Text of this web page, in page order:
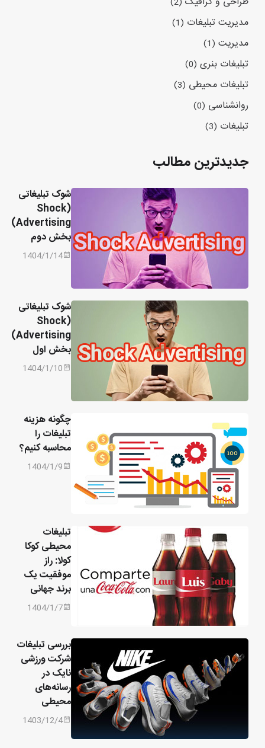
مدیریت تبلیغات (1)
مدیریت (1)
تبلیغات بنری (0)
تبلیغات محیطی (3)
روانشناسی (0)
تبلیغات (3)
جدیدترین مطالب
شوک تبلیغاتی
(Shock
Advertising)
بخش دوم
1404/1/14
شوک تبلیغاتی
(Shock
Advertising)
بخش اول
1404/1/10
چگونه هزینه
تبلیغات را
محاسبه کنیم؟
1404/1/9
تبلیغات
محیطی کوکا
کولا: راز
موفقیت یک
برند جهانی
1404/1/7
بررسی تبلیغات
شرکت ورزشی
نایک در
رسانه‌های
محیطی
1403/12/4